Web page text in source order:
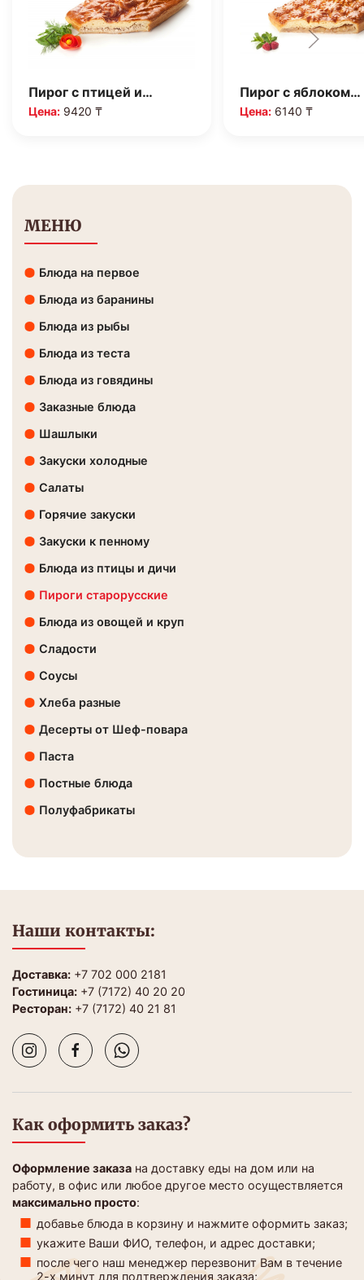
Пирог с птицей и…
Цена: 9420 ₸
Пирог с яблоком…
Цена:6140 ₸
МЕНЮ
Блюда на первое
Блюда из баранины
Блюда из рыбы
Блюда из теста
Блюда из говядины
Заказные блюда
Шашлыки
Закуски холодные
Салаты
Горячие закуски
Закуски к пенному
Блюда из птицы и дичи
Пироги старорусские
Блюда из овощей и круп
Сладости
Соусы
Хлеба разные
Десерты от Шеф-повара
Паста
Постные блюда
Полуфабрикаты
Наши контакты:
Доставка: +7 702 000 2181
Гостиница: +7 (7172) 40 20 20
Ресторан: +7 (7172) 40 21 81
Как оформить заказ?
Оформление заказа на доставку еды на дом или на
работу, в офис или любое другое место осуществляется
максимально просто:
добавье блюда в корзину и нажмите оформить заказ;
укажите Ваши ФИО, телефон, и адрес доставки;
после чего наш менеджер перезвонит Вам в течение
2-х минут для подтверждения заказа;